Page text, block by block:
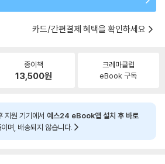
카드/간편결제 혜택을 확인하세요
종이책
13,500원
크레마클럽
eBook 구독
지원 기기에서 예스24 eBook앱 설치 후 바로
이며, 배송되지 않습니다.